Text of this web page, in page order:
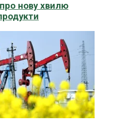
нову хвилю